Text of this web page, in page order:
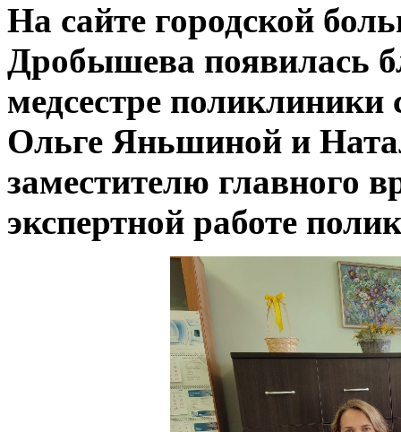
На сайте городской
Дробышева появилась
медсестре
Ольге Яньшиной и
заместителю главного
экспертной работе